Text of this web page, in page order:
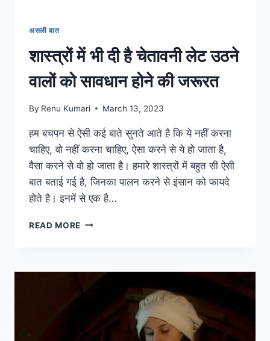
असली बात
शास्त्रों में भी दी है चेतावनी लेट उठने
वालों को सावधान होने की जरूरत
By Renu Kumari March 13, 2023
हम बचपन से ऐसी कई बाते सुनते आते है कि ये नहीं करना
चाहिए, वो नहीं करना चाहिए, ऐसा करने से ये हो जाता है,
वैसा करने से वो हो जाता है। हमारे शास्त्रों में बहुत सी ऐसी
बात बताई गई है, जिनका पालन करने से इंसान को फायदे
होते है। इनमें से एक है…
READ MORE शास्त्रों
है